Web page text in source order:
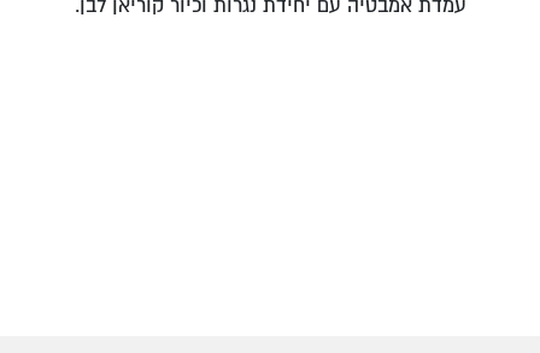
עמדת אמבטיה עם יחידת נגרות וכיור קוריאן לבן.